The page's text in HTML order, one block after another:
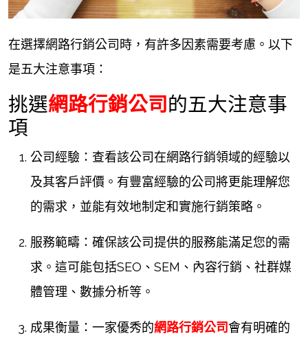
在選擇網路行銷公司時，有許多因素需要考慮。以下
是五大注意事項：
挑選網路行銷公司的五大注意事
項
公司經驗：查看該公司在網路行銷領域的經驗以
及其客戶評價。有豐富經驗的公司將更能理解您
的需求，並能有效地制定和實施行銷策略。
服務範疇：確保該公司提供的服務能滿足您的需
求。這可能包括SEO、SEM、內容行銷、社群媒
體管理、數據分析等。
成果衡量：一家優秀的網路行銷公司會有明確的